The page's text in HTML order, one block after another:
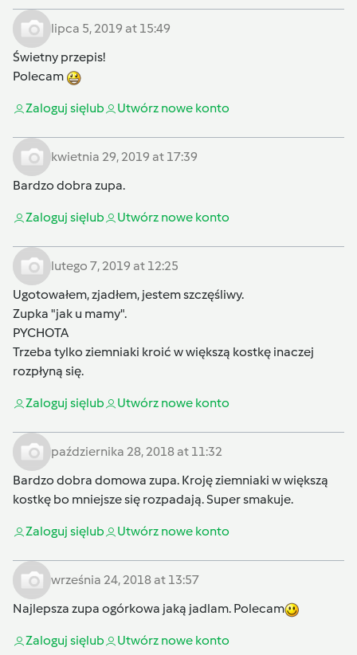
lipca 5, 2019 at 15:49
Świetny przepis!
Polecam
Zaloguj sięlub Utwórz nowe konto
kwietnia 29, 2019 at 17:39
Bardzo dobra zupa.
Zaloguj sięlub Utwórz nowe konto
lutego 7, 2019 at 12:25
Ugotowałem, zjadłem, jestem szczęśliwy.
Zupka "jak u mamy".
PYCHOTA
Trzeba tylko ziemniaki kroić w większą kostkę inaczej
rozpłyną się.
Zaloguj sięlub Utwórz nowe konto
października 28, 2018 at 11:32
Bardzo dobra domowa zupa. Kroję ziemniaki w większą
kostkę bo mniejsze się rozpadają. Super smakuje.
Zaloguj sięlub Utwórz nowe konto
września 24, 2018 at 13:57
Najlepsza zupa ogórkowa jaką jadlam. Polecam
Zaloguj sięlub Utwórz nowe konto